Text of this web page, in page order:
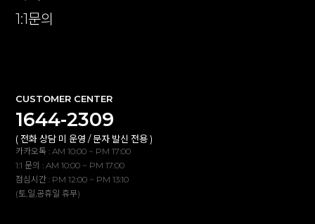
1:1문의
CUSTOMER CENTER
1644-2309
( 전화 상담 미 운영 / 문자 발신 전용 )
카카오톡 : AM 10:00 ~ PM 17:00
1:1 문의 : AM 10:00 ~ PM 17:00
점심시간 : PM 12:00 ~ PM 13:10
(토,일,공휴일 휴무)